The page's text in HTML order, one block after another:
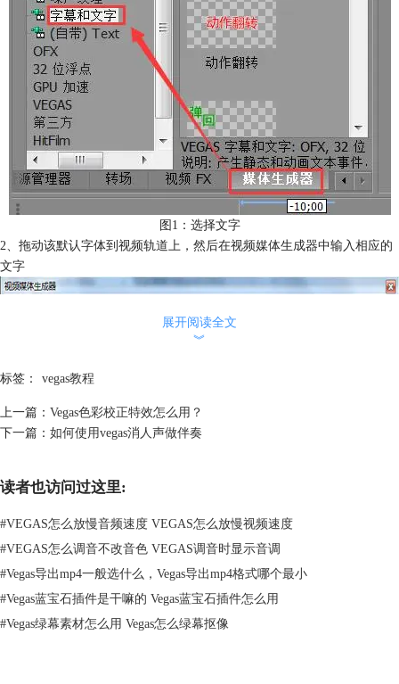
图1：选择文字
2、拖动该默认字体到视频轨道上，然后在视频媒体生成器中输入相应的
文字
展开阅读全文
︾
标签： vegas教程
上一篇： Vegas色彩校正特效怎么用？
下一篇： 如何使用vegas消人声做伴奏
读者也访问过这里:
#VEGAS怎么放慢音频速度 VEGAS怎么放慢视频速度
#VEGAS怎么调音不改音色 VEGAS调音时显示音调
#Vegas导出mp4一般选什么，Vegas导出mp4格式哪个最小
#Vegas蓝宝石插件是干嘛的 Vegas蓝宝石插件怎么用
#Vegas绿幕素材怎么用 Vegas怎么绿幕抠像